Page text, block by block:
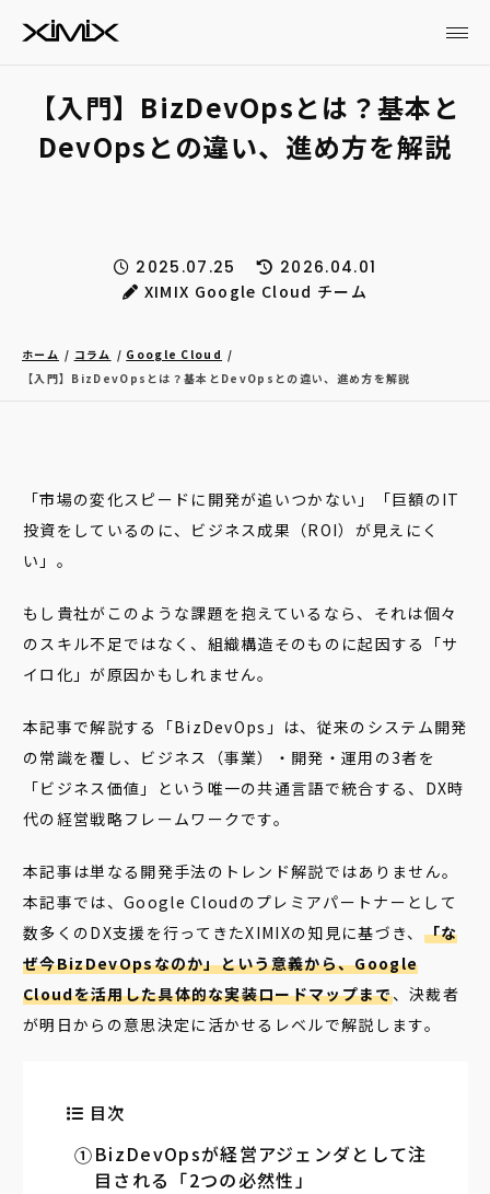
【入門】BizDevOpsとは？基本と
DevOpsとの違い、進め方を解説
2025.07.25
2026.04.01
XIMIX Google Cloud チーム
ホーム コラム
Google Cloud
【入門】BizDevOpsとは？基本とDevOpsとの違い、進め方を解説
「市場の変化スピードに開発が追いつかない」「巨額のIT
投資をしているのに、ビジネス成果（ROI）が見えにく
い」。
もし貴社がこのような課題を抱えているなら、それは個々
のスキル不足ではなく、組織構造そのものに起因する「サ
イロ化」が原因かもしれません。
本記事で解説する「BizDevOps」は、従来のシステム開発
の常識を覆し、ビジネス（事業）・開発・運用の3者を
「ビジネス価値」という唯一の共通言語で統合する、DX時
代の経営戦略フレームワークです。
本記事は単なる開発手法のトレンド解説ではありません。
本記事では、Google Cloudのプレミアパートナーとして
数多くのDX支援を行ってきたXIMIXの知見に基づき、 「な
ぜ今BizDevOpsなのか」という意義から、Google
Cloudを活用した具体的な実装ロードマップまで、決裁者
が明日からの意思決定に活かせるレベルで解説します。
目次
BizDevOpsが経営アジェンダとして注
目される「2つの必然性」